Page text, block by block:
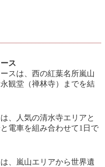
ス
スは、西の紅葉名所嵐山
観堂（禅林寺）までを結
、人気の清水寺エリアと
電車を組み合わせて1日で
、嵐山エリアから世界遺